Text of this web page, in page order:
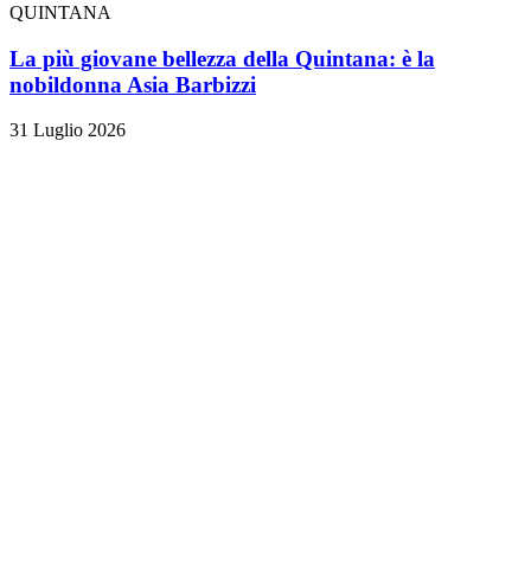
QUINTANA
La più giovane bellezza della Quintana: è la
nobildonna Asia Barbizzi
31 Luglio 2026